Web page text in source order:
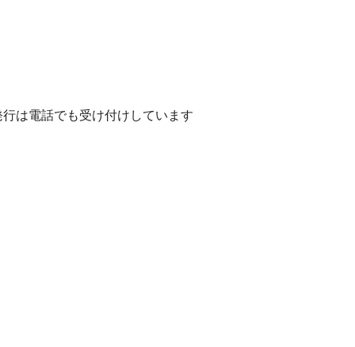
電話でも受け付けしています